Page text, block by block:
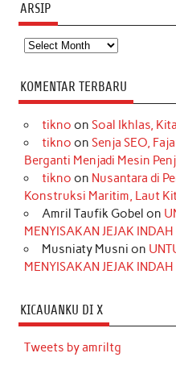
ARSIP
Arsip
KOMENTAR TERBARU
tikno on Soal Ikhlas,
tikno on Senja SEO,
Berganti Menjadi Mesin
tikno on Nusantara di
Konstruksi Maritim, Laut
Amril Taufik Gobel on
MENYISAKAN JEJAK
Musniaty Musni on
MENYISAKAN JEJAK
KICAUANKU DI X
Tweets by amriltg